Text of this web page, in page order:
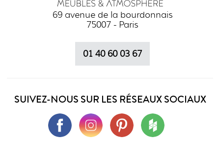
69 avenue de la bourdonnais
75007 - Paris
01 40 60 03 67
SUIVEZ-NOUS SUR LES RÉSEAUX SOCIAUX